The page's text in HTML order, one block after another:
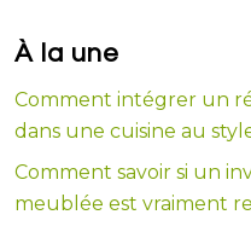
À la une
Comment intégrer un
dans une cuisine au
Comment savoir si un
meublée est vraiment